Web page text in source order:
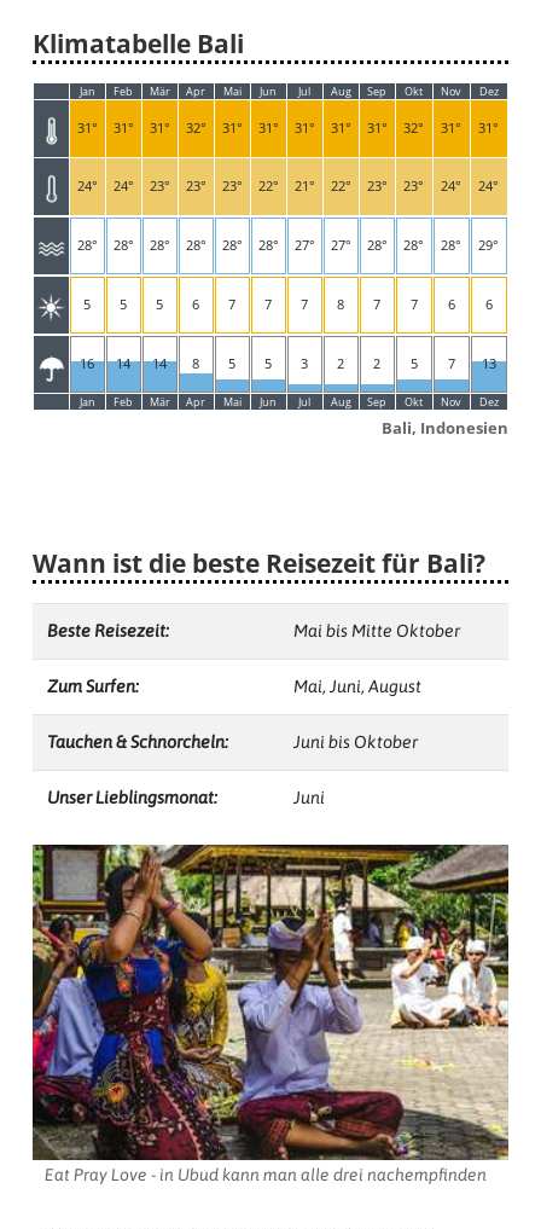
Klimatabellen
Beste
Reisezeit
Wann
wohin?
Suche
Klimatabelle Bali
Jan Feb Mär Apr Mai Jun Jul Aug Sep Okt Nov Dez
31° 31° 31° 32° 31° 31° 31° 31° 31° 32° 31° 31°
24° 24° 23° 23° 23° 22° 21° 22° 23° 23° 24° 24°
28° 28° 28° 28° 28° 28° 27° 27° 28° 28° 28° 29°
5 5 5 6 7 7 7 8 7 7 6 6
16 14 14 8 5 5 3 2 2 5 7 13
Jan Feb Mär Apr Mai Jun Jul Aug Sep Okt Nov Dez
Bali, Indonesien
Wann ist die beste Reisezeit für Bali?
Beste Reisezeit: Mai bis Mitte Oktober
Zum Surfen: Mai, Juni, August
Tauchen & Schnorcheln: Juni bis Oktober
Unser Lieblingsmonat: Juni
Eat Pray Love - in Ubud kann man alle drei nachempfinden